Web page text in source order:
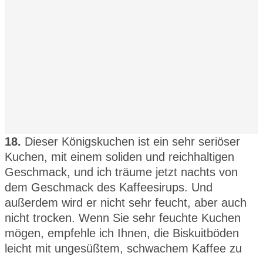
18. Dieser Königskuchen ist ein sehr seriöser
Kuchen, mit einem soliden und reichhaltigen
Geschmack, und ich träume jetzt nachts von
dem Geschmack des Kaffeesirups. Und
außerdem wird er nicht sehr feucht, aber auch
nicht trocken. Wenn Sie sehr feuchte Kuchen
mögen, empfehle ich Ihnen, die Biskuitböden
leicht mit ungesüßtem, schwachem Kaffee zu